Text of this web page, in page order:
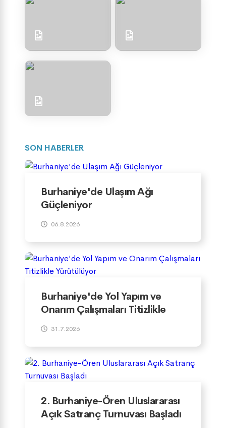
SON HABERLER
Burhaniye'de Ulaşım Ağı
Güçleniyor
06.8.2026
Burhaniye'de Yol Yapım ve
Onarım Çalışmaları Titizlikle
Yürütülüyor
31.7.2026
2. Burhaniye-Ören Uluslararası
Açık Satranç Turnuvası Başladı